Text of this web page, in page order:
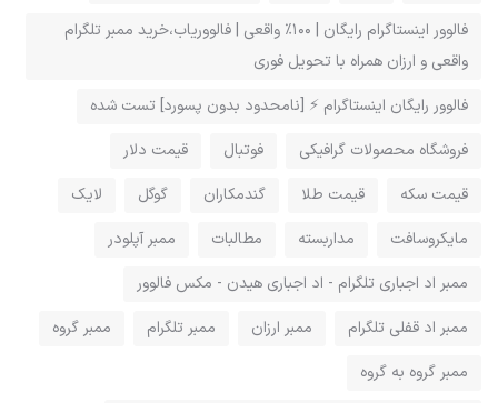
فالوور اینستاگرام رایگان | ۱۰۰٪ واقعی | فالووریاب،خرید ممبر تلگرام
واقعی و ارزان همراه با تحویل فوری
فالوور رایگان اینستاگرام ⚡️ [نامحدود بدون پسورد] تست شده
فروشگاه محصولات گرافيکی
فوتبال
قیمت دلار
قیمت سکه
قیمت طلا گندمکاران گوگل
لایک
مایکروسافت
مداربسته مطالبات
ممبر آپلودر
ممبر اد اجباری تلگرام - اد اجباری هیدن - مکس فالوور
ممبر اد قفلی تلگرام
ممبر ارزان ممبر تلگرام
ممبر گروه
ممبر گروه به گروه